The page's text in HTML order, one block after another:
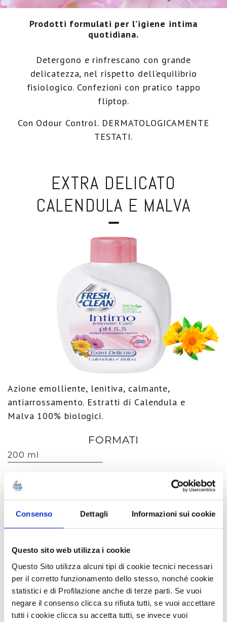
Consenso Dettagli Informazioni sui cookie
Questo sito web utilizza i cookie
Questo Sito utilizza alcuni tipi di cookie tecnici necessari
per il corretto funzionamento dello stesso, nonché cookie
statistici e di Profilazione anche di terze parti. Se vuoi
negare il consenso clicca su rifiuta tutti, se vuoi accettare
tutti i cookie clicca su accetta tutti, se invece vuoi
Ecoricariche
Intimi pH 5.5
Prodotti formulati per l’igiene intima
quotidiana.
Detergono e rinfrescano con grande
delicatezza, nel rispetto dell’equilibrio
fisiologico. Confezioni con pratico tappo
fliptop.
Con Odour Control. DERMATOLOGICAMENTE
TESTATI.
EXTRA DELICATO
CALENDULA E MALVA
Azione emolliente, lenitiva, calmante,
antiarrossamento. Estratti di Calendula e
Malva 100% biologici.
FORMATI
200 ml
EXTRA FRESCO ALOE VERA
E SALVIA